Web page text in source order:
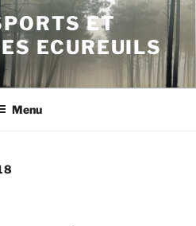
ET
ECUREUILS
Menu